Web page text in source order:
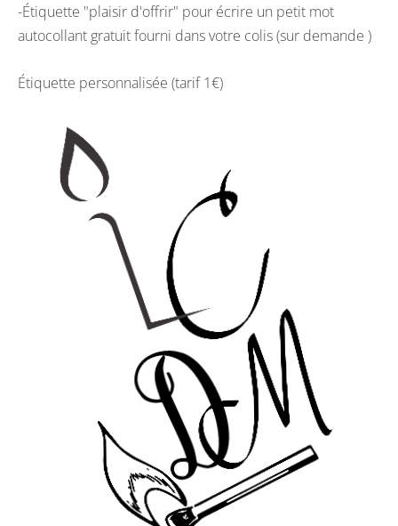
-Étiquette "plaisir d'offrir" pour écrire un petit mot
autocollant gratuit fourni dans votre colis (sur demande )
Étiquette personnalisée (tarif 1€)